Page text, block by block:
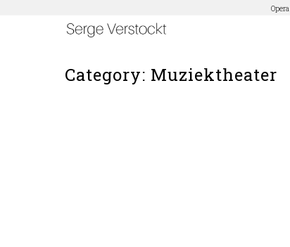
Opera
Category: Muziektheater